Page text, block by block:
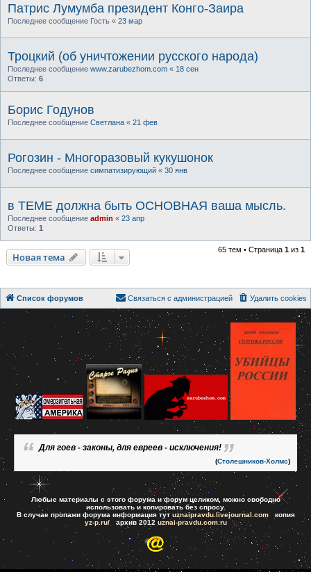
Патрис Лумумба президент Конго-Заира
Последнее сообщение Гость « 23 мар
Троцкий (об уничтожении русского народа)
Последнее сообщение www.zarubezhom.com « 18 сен
Ответы: 6
Борис Годунов
Последнее сообщение Светлана « 21 фев
Рогозин - Многоразовый кукушонок
Последнее сообщение симпатизирующий « 30 янв
в ТЕМЕ должна быть ОСНОВНАЯ ваша мысль.
Последнее сообщение admin « 23 апр
Ответы: 1
Новая тема
65 тем • Страница 1 из 1
Список форумов Удалить cookies
Связаться с администрацией
Для гоев - законы, для евреев - исключения!
(Столешников-Холмс)
Любые материалы с этого форума и форум целиком, можно свободно
использовать и копировать без спросу.
В случае пропажи форума информация тут uznaipravdu.livejournal.comкопия
yz-p.ru/архив 2012 uznai-pravdu.com.ru